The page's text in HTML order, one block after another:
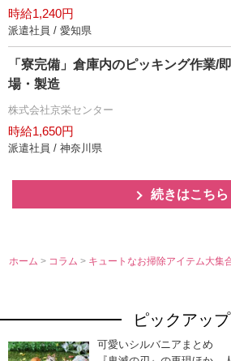
時給1,240円
派遣社員 / 愛知県
「寮完備」倉庫内のピッキング作業/
場・製造
株式会社京栄センター
時給1,650円
派遣社員 / 神奈川県
続きはこちら
ホーム > コラム> キュートなお掃除アイテム大集
ピックアップ
可愛いシルバニアまとめ